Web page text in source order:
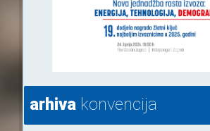
arhivakonvencija